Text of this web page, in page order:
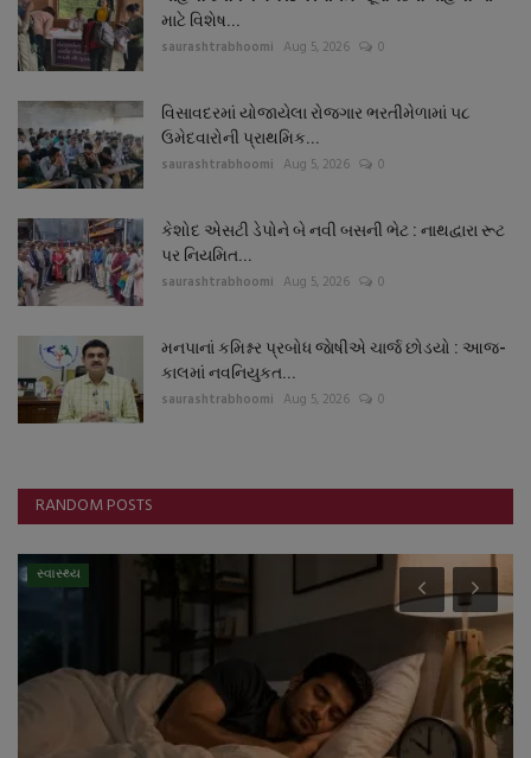
માટે વિશેષ...
saurashtrabhoomi Aug 5, 2026 0
વિસાવદરમાં યોજાયેલા રોજગાર ભરતીમેળામાં ૫૮
ઉમેદવારોની પ્રાથમિક...
saurashtrabhoomi Aug 5, 2026 0
કેશોદ એસટી ડેપોને બે નવી બસની ભેટ : નાથદ્વારા રૂટ
પર નિયમિત...
saurashtrabhoomi Aug 5, 2026 0
મનપાનાં કમિશ્નર પ્રબોધ જાેષીએ ચાર્જ છોડયો : આજ-
કાલમાં નવનિયુકત...
saurashtrabhoomi Aug 5, 2026 0
RANDOM POSTS
સ્વાસ્થ્ય